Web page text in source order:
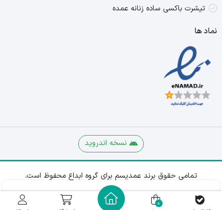
تیشرت باکسی ساده زنانه عمده
نماد ها
نسخه اندروید
تمامی حقوق برند عمدیسم برای گروه ابداع محفوظ است.
0